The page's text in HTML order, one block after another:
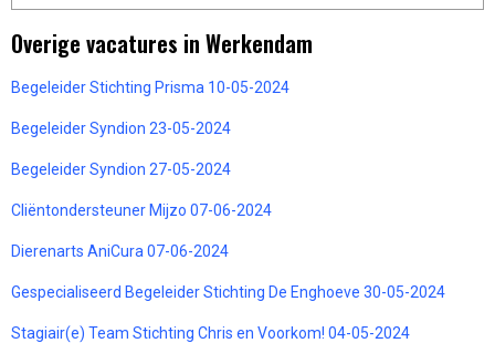
Overige vacatures in Werkendam
Begeleider Stichting Prisma 10-05-2024
Begeleider Syndion 23-05-2024
Begeleider Syndion 27-05-2024
Cliëntondersteuner Mijzo 07-06-2024
Dierenarts AniCura 07-06-2024
Gespecialiseerd Begeleider Stichting De Enghoeve 30-05-2024
Stagiair(e) Team Stichting Chris en Voorkom! 04-05-2024